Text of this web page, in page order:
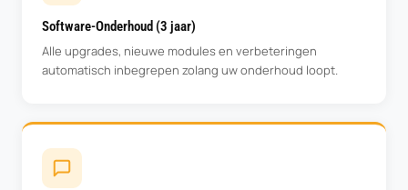
Software-Onderhoud (3 jaar)
Alle upgrades, nieuwe modules en verbeteringen
automatisch inbegrepen zolang uw onderhoud loopt.